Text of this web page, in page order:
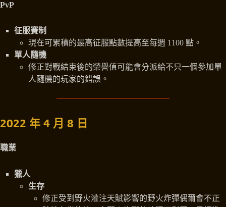
PvP
征服賽制
現在可累積的最高征服點數提高至每週 1100 點。
單人隨機
修正對戰結束後的榮譽值可能會分派給不只一個參加單
人隨機的玩家的錯誤。
2022 年 4 月 8 日
職業
獵人
生存
修正受到野火灌注天賦影響的野火炸彈偶爾會不正